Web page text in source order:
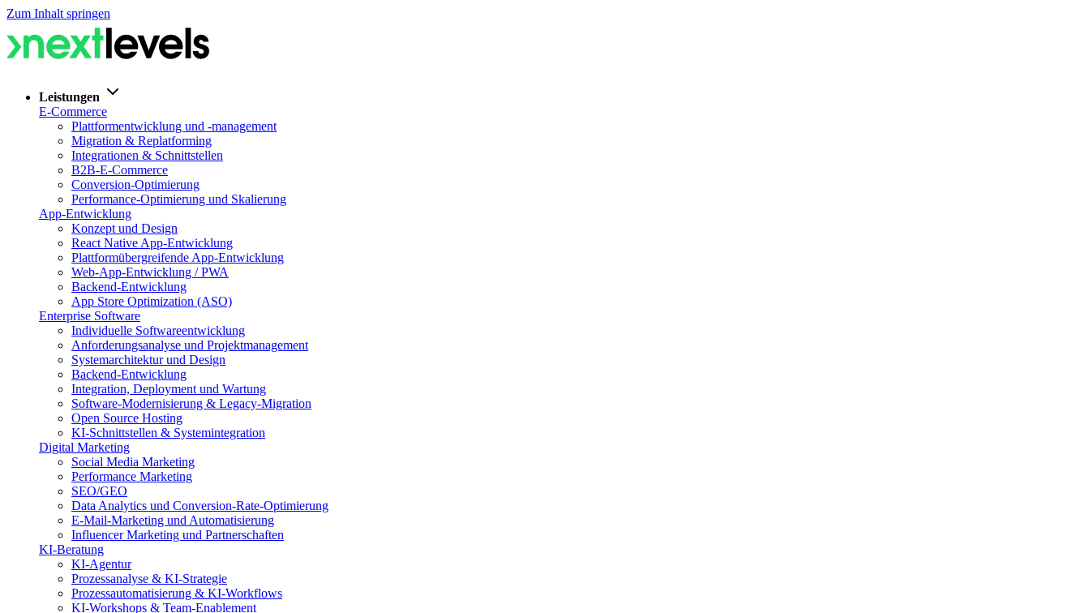
Zum Inhalt springen
Leistungen
E-Commerce
Plattformentwicklung und -management
Migration & Replatforming
Integrationen & Schnittstellen
B2B-E-Commerce
Conversion-Optimierung
Performance-Optimierung und Skalierung
App-Entwicklung
Konzept und Design
React Native App-Entwicklung
Plattformübergreifende App-Entwicklung
Web-App-Entwicklung / PWA
Backend-Entwicklung
App Store Optimization (ASO)
Enterprise Software
Individuelle Softwareentwicklung
Anforderungsanalyse und Projektmanagement
Systemarchitektur und Design
Backend-Entwicklung
Integration, Deployment und Wartung
Software-Modernisierung & Legacy-Migration
Open Source Hosting
KI-Schnittstellen & Systemintegration
Digital Marketing
Social Media Marketing
Performance Marketing
SEO/GEO
Data Analytics und Conversion-Rate-Optimierung
E-Mail-Marketing und Automatisierung
Influencer Marketing und Partnerschaften
KI-Beratung
KI-Agentur
Prozessanalyse & KI-Strategie
Prozessautomatisierung & KI-Workflows
KI-Workshops & Team-Enablement